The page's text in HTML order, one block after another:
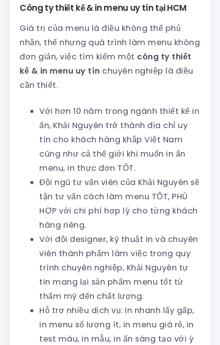
Công ty thiết kế & in menu uy tín tại HCM
Giá trị của menu là điều không thể phủ
nhận, thế nhưng quá trình làm menu không
đơn giản, việc tìm kiếm một công ty thiết
kế & in menu uy tín chuyên nghiệp là điều
cần thiết.
Với hơn 10 năm trong ngành thiết kế in
ấn, Khải Nguyên trở thành địa chỉ uy
tín cho khách hàng khắp Việt Nam
cũng như cả thế giới khi muốn in ấn
menu, in thực đơn TỐT.
Đội ngũ tư vấn viên của Khải Nguyên sẽ
tận tư vấn cách làm menu TỐT, PHÙ
HỢP với chi phí hợp lý cho từng khách
hàng riêng.
Với đội designer, kỹ thuật in và chuyên
viên thành phẩm làm việc trong quy
trình chuyên nghiệp, Khải Nguyên tự
tin mang lại sản phẩm menu tốt từ
thẩm mỹ đến chất lượng.
Hỗ trợ nhiều dịch vụ: In nhanh lấy gấp,
in menu số lượng ít, in menu giá rẻ, in
test màu, in mẫu, in ấn sáng tạo với ý